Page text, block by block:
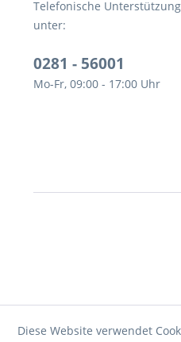
Telefonische
unter:
0281 - 56001
Mo-Fr, 09:00 - 17:00 Uhr
Diese Website verwendet